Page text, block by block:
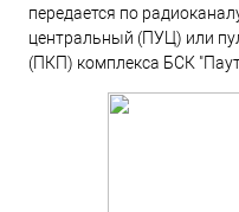
передается по
центральный (ПУЦ) или
(ПКП) комплекса БСК